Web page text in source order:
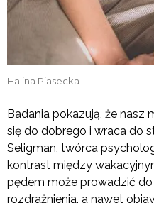
Halina Piasecka
Badania pokazują, że
się do dobrego i wraca do
Seligman, twórca
kontrast między
pędem może prowadzić
rozdrażnienia, a nawet